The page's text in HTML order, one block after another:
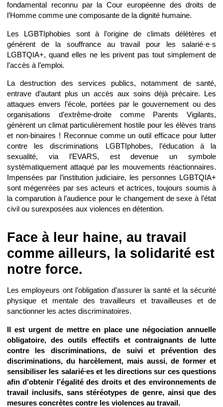
fondamental reconnu par la Cour européenne des droits de
l’Homme comme une composante de la dignité humaine.
Les LGBTIphobies sont à l’origine de climats délétères et
génèrent de la souffrance au travail pour les salarié·e·s
LGBTQIA+, quand elles ne les privent pas tout simplement de
l’accès à l’emploi.
La destruction des services publics, notamment de santé,
entrave d’autant plus un accès aux soins déjà précaire. Les
attaques envers l’école, portées par le gouvernement ou des
organisations d’extrême-droite comme Parents Vigilants,
génèrent un climat particulièrement hostile pour les élèves trans
et non-binaires ! Reconnue comme un outil efficace pour lutter
contre les discriminations LGBTIphobes, l’éducation à la
sexualité, via l’EVARS, est devenue un symbole
systématiquement attaqué par les mouvements réactionnaires.
Impensées par l’institution judiciaire, les personnes LGBTQIA+
sont mégenrées par ses acteurs et actrices, toujours soumis à
la comparution à l’audience pour le changement de sexe à l’état
civil ou surexposées aux violences en détention.
Face à leur haine, au travail
comme ailleurs, la solidarité est
notre force.
Les employeurs ont l’obligation d’assurer la santé et la sécurité
physique et mentale des travailleurs et travailleuses et de
sanctionner les actes discriminatoires.
Il est urgent de mettre en place une négociation annuelle
obligatoire, des outils effectifs et contraignants de lutte
contre les discriminations, de suivi et prévention des
discriminations, du harcèlement, mais aussi, de former et
sensibiliser les salarié∙es et les directions sur ces questions
afin d’obtenir l’égalité des droits et des environnements de
travail inclusifs, sans stéréotypes de genre, ainsi que des
mesures concrètes contre les violences au travail.